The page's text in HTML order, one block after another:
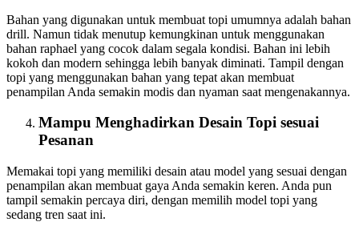
Bahan yang digunakan untuk membuat topi umumnya adalah bahan
drill. Namun tidak menutup kemungkinan untuk menggunakan
bahan raphael yang cocok dalam segala kondisi. Bahan ini lebih
kokoh dan modern sehingga lebih banyak diminati. Tampil dengan
topi yang menggunakan bahan yang tepat akan membuat
penampilan Anda semakin modis dan nyaman saat mengenakannya.
Mampu Menghadirkan Desain Topi sesuai
Pesanan
Memakai topi yang memiliki desain atau model yang sesuai dengan
penampilan akan membuat gaya Anda semakin keren. Anda pun
tampil semakin percaya diri, dengan memilih model topi yang
sedang tren saat ini.